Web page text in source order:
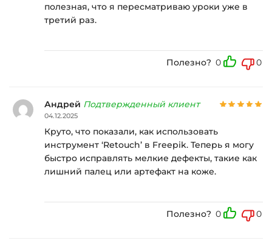
полезная, что я пересматриваю уроки уже в
третий раз.
Полезно? 0 0
Андрей Подтвержденный клиент
04.12.2025
Круто, что показали, как использовать
инструмент ‘Retouch’ в Freepik. Теперь я могу
быстро исправлять мелкие дефекты, такие как
лишний палец или артефакт на коже.
Полезно? 0 0